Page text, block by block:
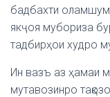
бадбахти
якҷоя мубориза
тадбирҳои худро
Ин вазъ аз ҳамаи
мутавозинро